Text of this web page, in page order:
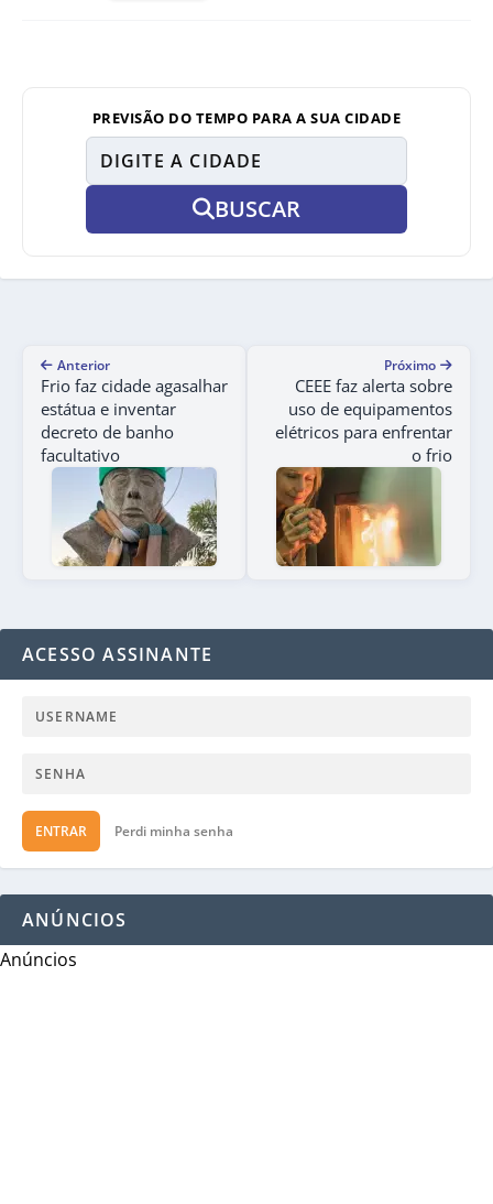
PREVISÃO DO TEMPO PARA A SUA CIDADE
BUSCAR
Anterior
Frio faz cidade agasalhar
estátua e inventar
decreto de banho
facultativo
Próximo
CEEE faz alerta sobre
uso de equipamentos
elétricos para enfrentar
o frio
ACESSO ASSINANTE
ENTRAR Perdi minha senha
ANÚNCIOS
Anúncios